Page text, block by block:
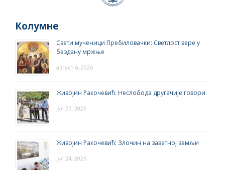
Колумне
Свети мученици Пребиловачки: Светлост вере у
бездану мржње
август 6, 2026
Живојин Ракочевић: Неслобода другачије говори
јул 27, 2026
Живојин Ракочевић: Злочин на заветној земљи
јул 24, 2026